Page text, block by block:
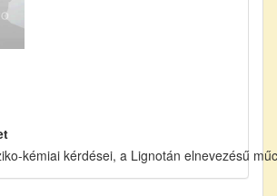
kémiai kérdései, a Lignotán elnevezésű